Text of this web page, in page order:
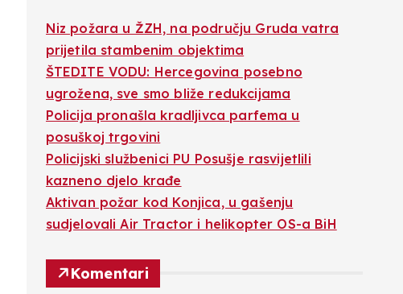
Niz požara u ŽZH, na području Gruda vatra
prijetila stambenim objektima
ŠTEDITE VODU: Hercegovina posebno
ugrožena, sve smo bliže redukcijama
Policija pronašla kradljivca parfema u
posuškoj trgovini
Policijski službenici PU Posušje rasvijetlili
kazneno djelo krađe
Aktivan požar kod Konjica, u gašenju
sudjelovali Air Tractor i helikopter OS-a BiH
Komentari